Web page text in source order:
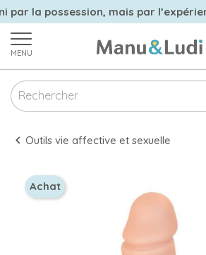
par la possession, mais par
MENU
Outils vie affective et sexuelle
Achat